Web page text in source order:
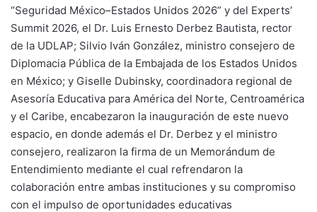
“Seguridad México–Estados Unidos 2026” y del Experts’
Summit 2026, el Dr. Luis Ernesto Derbez Bautista, rector
de la UDLAP; Silvio Iván González, ministro consejero de
Diplomacia Pública de la Embajada de los Estados Unidos
en México; y Giselle Dubinsky, coordinadora regional de
Asesoría Educativa para América del Norte, Centroamérica
y el Caribe, encabezaron la inauguración de este nuevo
espacio, en donde además el Dr. Derbez y el ministro
consejero, realizaron la firma de un Memorándum de
Entendimiento mediante el cual refrendaron la
colaboración entre ambas instituciones y su compromiso
con el impulso de oportunidades educativas